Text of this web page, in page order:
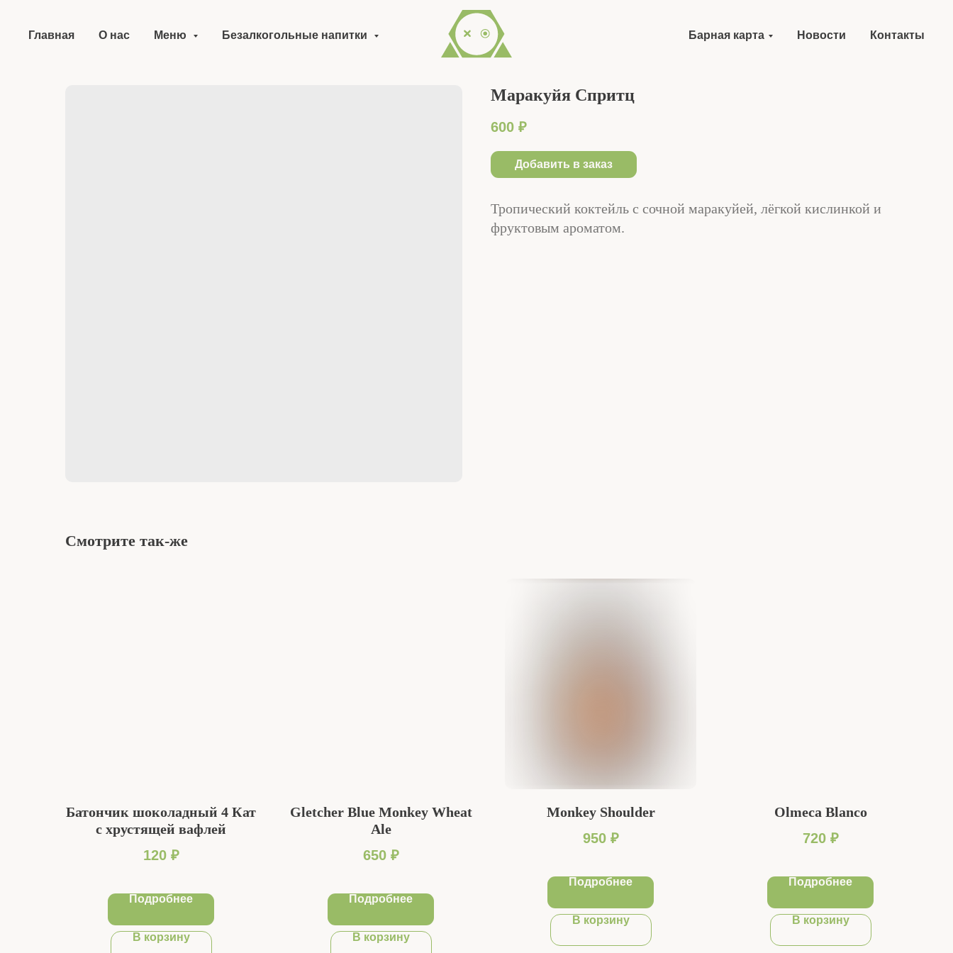
Главная О нас Меню Безалкогольные напитки Барная карта Новости Контакты
Маракуйя Спритц
600 ₽
Добавить в заказ
Тропический коктейль с сочной маракуйей, лёгкой кислинкой и
фруктовым ароматом.
Смотрите так-же
Батончик шоколадный 4 Кат
с хрустящей вафлей
120 ₽
Подробнее
В корзину
Gletcher Blue Monkey Wheat
Ale
650 ₽
Подробнее
В корзину
Monkey Shoulder
950 ₽
Подробнее
В корзину
Olmeca Blanco
720 ₽
Подробнее
В корзину